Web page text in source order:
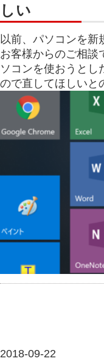
しい
以前、パソコンを新
お客様からのご相談
ソコンを使おうとし
ので直してほしいと
2018-09-22